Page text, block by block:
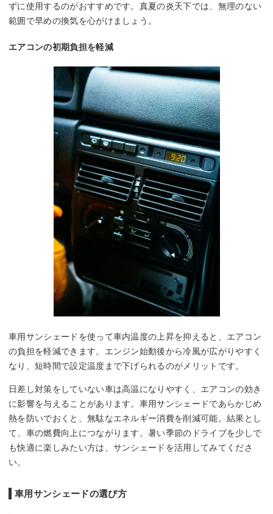
ずに使用するのがおすすめです。真夏の炎天下では、無理のない
範囲で早めの換気を心がけましょう。
エアコンの初期負担を軽減
車用サンシェードを使って車内温度の上昇を抑えると、エアコン
の負担を軽減できます。エンジン始動後から冷風が広がりやすく
なり、短時間で設定温度まで下げられるのがメリットです。
日差し対策をしていない車は高温になりやすく、エアコンの効き
に影響を与えることがあります。車用サンシェードであらかじめ
熱を防いでおくと、無駄なエネルギー消費を削減可能。結果とし
て、車の燃費向上につながります。暑い季節のドライブを少しで
も快適に楽しみたい方は、サンシェードを活用してみてくださ
い。
車用サンシェードの選び方